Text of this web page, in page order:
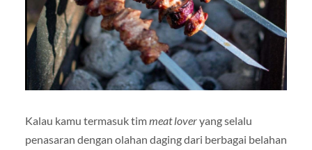
Kalau kamu termasuk tim meat loveryang selalu
penasaran dengan olahan daging dari berbagai belahan